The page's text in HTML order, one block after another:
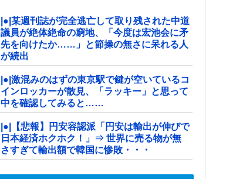
|●|某週刊誌が完全逃亡して取り残された中道
議員が絶体絶命の窮地、「今度は宏池会に矛
先を向けたか……」と節操の無さに呆れる人
が続出
|●|激混みのはずの東京駅で鍵が空いているコ
インロッカーが散見、「ラッキー」と思って
中を確認してみると……
|●|【悲報】円安容認派「円安は輸出が伸びで
日本経済ホクホク！」⇒ 世界に売る物が無
さすぎて輸出額で韓国に惨敗・・・